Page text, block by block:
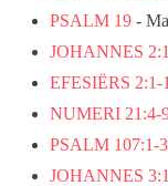
PSALM 19 -
JOHANNES
EFESIËRS 2:1-
NUMERI 21:4-
PSALM 107:1-
JOHANNES